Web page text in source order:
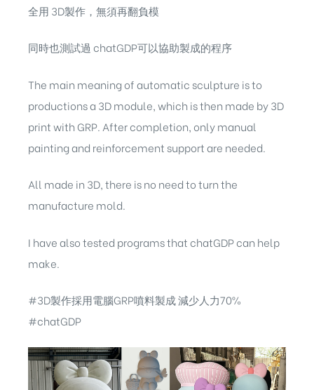
全用 3D製作，無須再翻負模
同時也測試過 chatGDP可以協助製成的程序
The main meaning of automatic sculpture is to
productions a 3D module, which is then made by 3D
print with GRP. After completion, only manual
painting and reinforcement support are needed.
All made in 3D, there is no need to turn the
manufacture mold.
I have also tested programs that chatGDP can help
make.
#3D製作採用電腦GRP噴料製成 減少人力70%
#chatGDP